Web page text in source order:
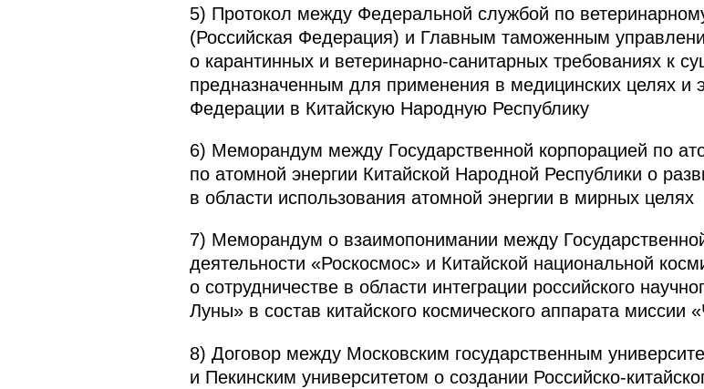
5) Протокол между Федеральной службой по
(Российская Федерация) и Главным таможенным
о карантинных и ветеринарно-санитарных требованиях к
предназначенным для применения в медицинских целях и
Федерации в Китайскую Народную Республику
6) Меморандум между Государственной корпорацией по
по атомной энергии Китайской Народной Республики о
в области использования атомной энергии в мирных целях
7) Меморандум о взаимопонимании между
деятельности «Роскосмос» и Китайской национальной
о сотрудничестве в области интеграции российского
Луны» в состав китайского космического аппарата миссии
8) Договор между Московским государственным
и Пекинским университетом о создании Российско-